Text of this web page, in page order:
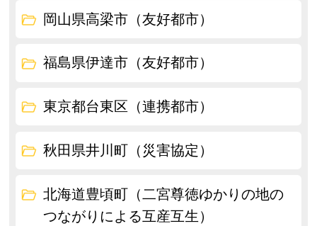
岡山県高梁市（友好都市）
福島県伊達市（友好都市）
東京都台東区（連携都市）
秋田県井川町（災害協定）
北海道豊頃町（二宮尊徳ゆかりの地の
つながりによる互産互生）